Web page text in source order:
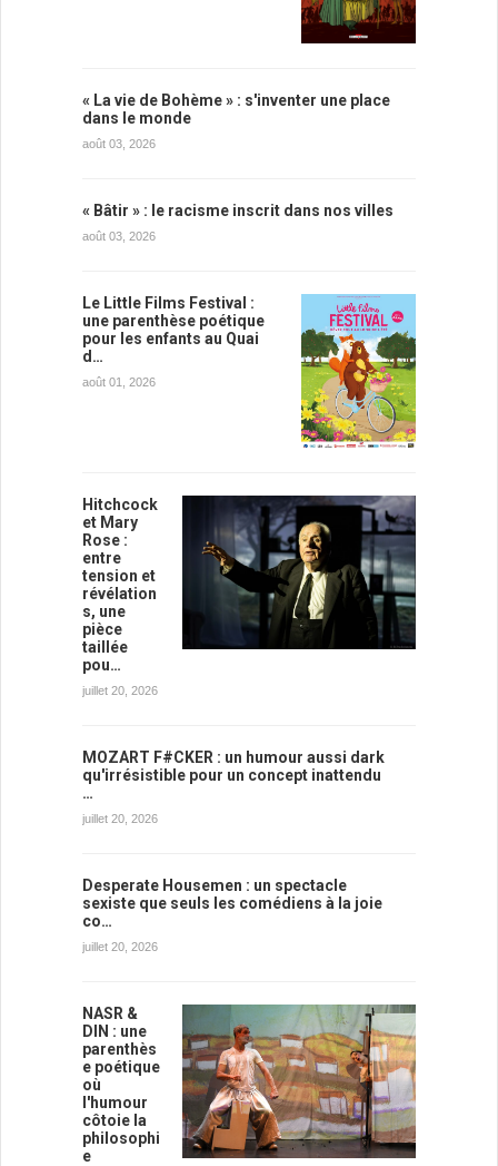
« La vie de Bohème » : s'inventer une place
dans le monde
août 03, 2026
« Bâtir » : le racisme inscrit dans nos villes
août 03, 2026
Le Little Films Festival :
une parenthèse poétique
pour les enfants au Quai
d…
août 01, 2026
Hitchcock
et Mary
Rose :
entre
tension et
révélation
s, une
pièce
taillée
pou…
juillet 20, 2026
MOZART F#CKER : un humour aussi dark
qu'irrésistible pour un concept inattendu
…
juillet 20, 2026
Desperate Housemen : un spectacle
sexiste que seuls les comédiens à la joie
co…
juillet 20, 2026
NASR &
DIN : une
parenthès
e poétique
où
l'humour
côtoie la
philosophi
e